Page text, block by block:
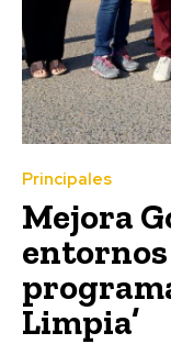
Principales
Mejora
Limpia’